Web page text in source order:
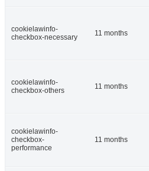
cookielawinfo-
checkbox-necessary
11 months
cookielawinfo-
checkbox-others
11 months
cookielawinfo-
checkbox-
performance
11 months